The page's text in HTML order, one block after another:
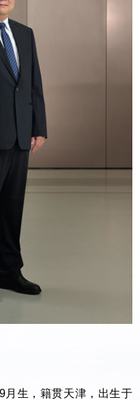
月生，籍贯天津，出生于